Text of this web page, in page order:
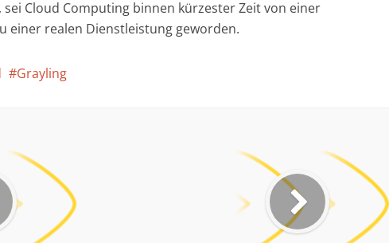
sei Cloud Computing binnen kürzester Zeit von einer
einer realen Dienstleistung geworden.
Grayling